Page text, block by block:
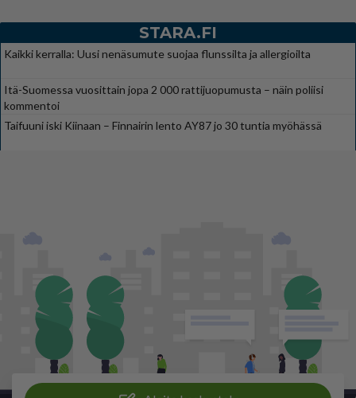
STARA.FI
Kaikki kerralla: Uusi nenäsumute suojaa flunssilta ja allergioilta
Itä-Suomessa vuosittain jopa 2 000 rattijuopumusta – näin poliisi
kommentoi
Taifuuni iski Kiinaan – Finnairin lento AY87 jo 30 tuntia myöhässä